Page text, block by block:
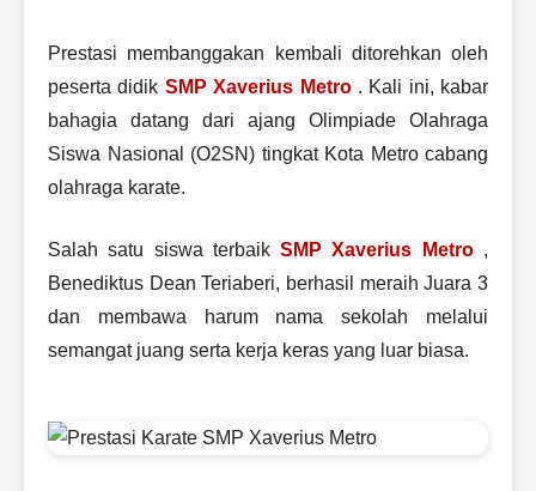
Prestasi membanggakan kembali ditorehkan oleh
peserta didik SMP Xaverius Metro . Kali ini, kabar
bahagia datang dari ajang Olimpiade Olahraga
Siswa Nasional (O2SN) tingkat Kota Metro cabang
olahraga karate.
Salah satu siswa terbaikSMP Xaverius Metro ,
Benediktus Dean Teriaberi, berhasil meraih Juara 3
dan membawa harum nama sekolah melalui
semangat juang serta kerja keras yang luar biasa.